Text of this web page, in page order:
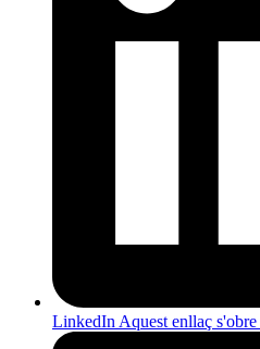
LinkedIn Aquest enllaç